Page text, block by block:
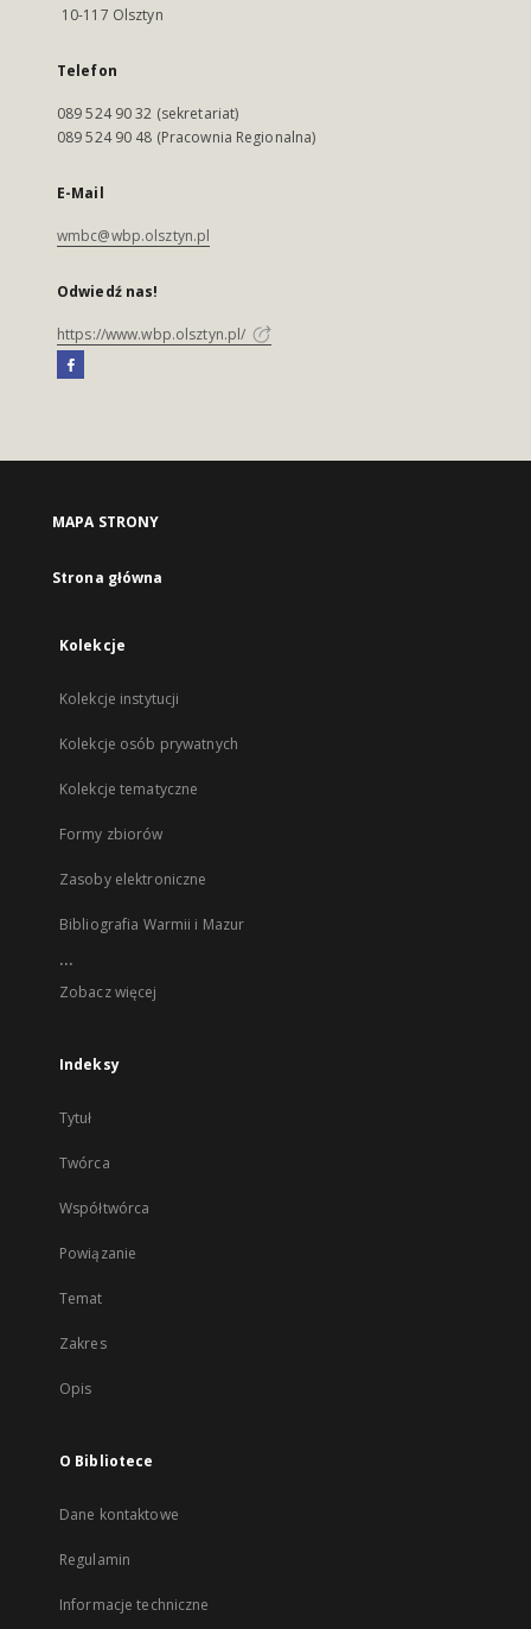
10-117 Olsztyn
Telefon
089 524 90 32 (sekretariat)
089 524 90 48 (Pracownia Regionalna)
E-Mail
wmbc@wbp.olsztyn.pl
Odwiedź nas!
https://www.wbp.olsztyn.pl/
MAPA STRONY
Strona główna
Kolekcje
Kolekcje instytucji
Kolekcje osób prywatnych
Kolekcje tematyczne
Formy zbiorów
Zasoby elektroniczne
Bibliografia Warmii i Mazur
...
Zobacz więcej
Indeksy
Tytuł
Twórca
Współtwórca
Powiązanie
Temat
Zakres
Opis
O Bibliotece
Dane kontaktowe
Regulamin
Informacje techniczne